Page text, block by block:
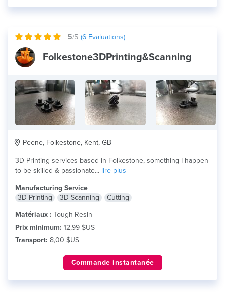
5/5 (6 Evaluations)
Folkestone3DPrinting&Scanning
Peene, Folkestone, Kent, GB
3D Printing services based in Folkestone, something I happen
to be skilled & passionate... lire plus
Manufacturing Service
3D Printing
3D Scanning
Cutting
Matériaux : Tough Resin
Prix minimum: 12,99 $US
Transport: 8,00 $US
Commande instantanée